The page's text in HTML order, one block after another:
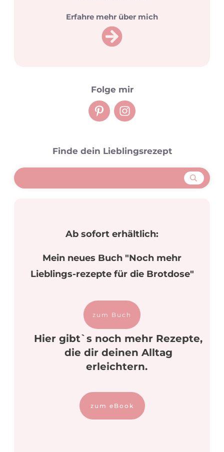
Erfahre mehr über mich
Folge mir
Finde dein Lieblingsrezept
Ab sofort erhältlich:
Mein neues Buch "Noch mehr
Lieblings-rezepte für die Brotdose"
zum Buch
Hier gibt`s noch mehr Rezepte,
die dir deinen Alltag
erleichtern.
zum eBook